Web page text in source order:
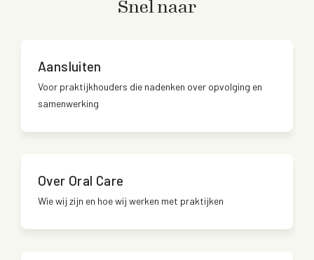
Snel naar
Aansluiten
Voor praktijkhouders die nadenken over opvolging en
samenwerking
Over Oral Care
Wie wij zijn en hoe wij werken met praktijken